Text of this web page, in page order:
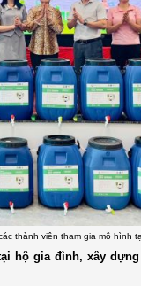
thành viên tham gia mô hình
hộ gia đình, xây